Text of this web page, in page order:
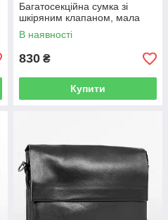
Багатосекційна сумка зі
шкіряним клапаном, мала
В наявності
830 ₴
Купити